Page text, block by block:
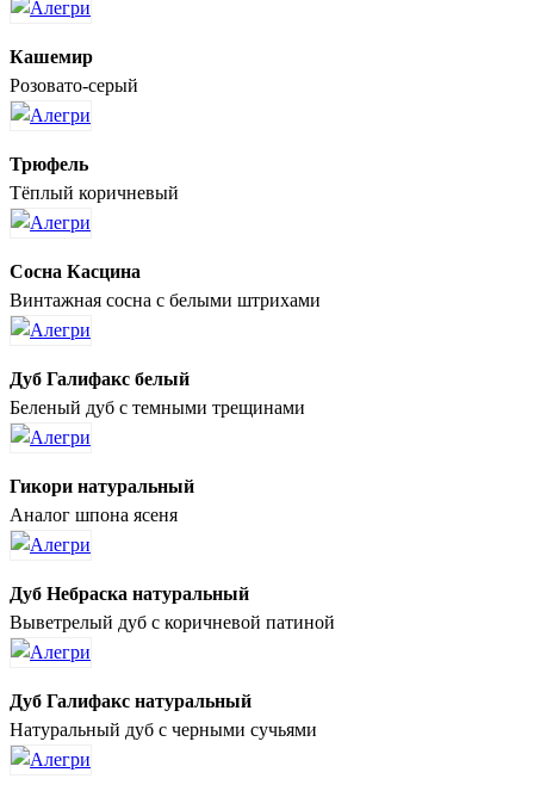
Кашемир
Розовато-серый
Трюфель
Тёплый коричневый
Сосна Касцина
Винтажная сосна с белыми штрихами
Дуб Галифакс белый
Беленый дуб с темными трещинами
Гикори натуральный
Аналог шпона ясеня
Дуб Небраска натуральный
Выветрелый дуб с коричневой патиной
Дуб Галифакс натуральный
Натуральный дуб с черными сучьями